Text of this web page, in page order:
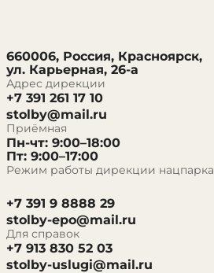
660006, Россия, Красноярск,
ул. Карьерная, 26-а
Адрес дирекции
+7 391 261 17 10
stolby@mail.ru
Приёмная
Пн-чт: 9:00–18:00
Пт: 9:00–17:00
Режим работы дирекции нацпарка
+7 391 9 8888 29
stolby-epo@mail.ru
Для справок
+7 913 830 52 03
stolby-uslugi@mail.ru